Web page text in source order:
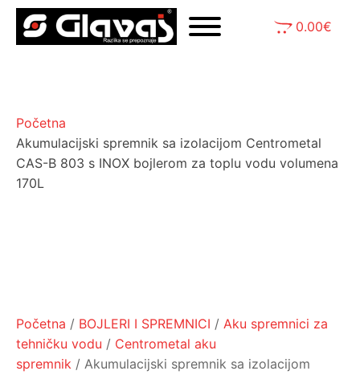
0.00€
Početna
Akumulacijski spremnik sa izolacijom Centrometal
CAS-B 803 s INOX bojlerom za toplu vodu volumena
170L
Početna / BOJLERI I SPREMNICI / Aku spremnici za
tehničku vodu / Centrometal aku
spremnik / Akumulacijski spremnik sa izolacijom